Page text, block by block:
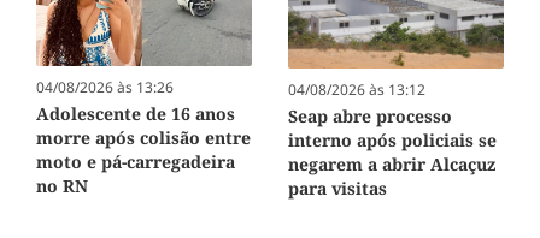
04/08/2026 às 13:26
Adolescente de 16 anos
morre após colisão entre
moto e pá-carregadeira
no RN
04/08/2026 às 13:12
Seap abre processo
interno após policiais se
negarem a abrir Alcaçuz
para visitas